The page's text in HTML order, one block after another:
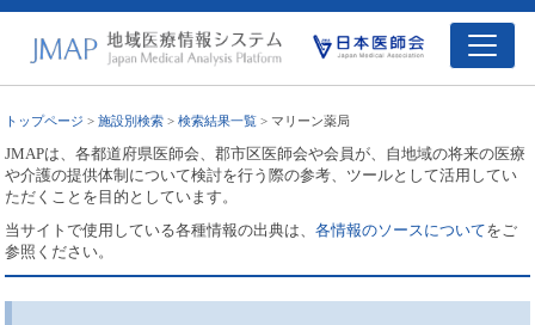
トップページ >施設別検索 >検索結果一覧 > マリーン薬局
JMAPは、各都道府県医師会、郡市区医師会や会員が、自地域の将来の医療
や介護の提供体制について検討を行う際の参考、ツールとして活用してい
ただくことを目的としています。
当サイトで使用している各種情報の出典は、各情報のソースについてをご
参照ください。